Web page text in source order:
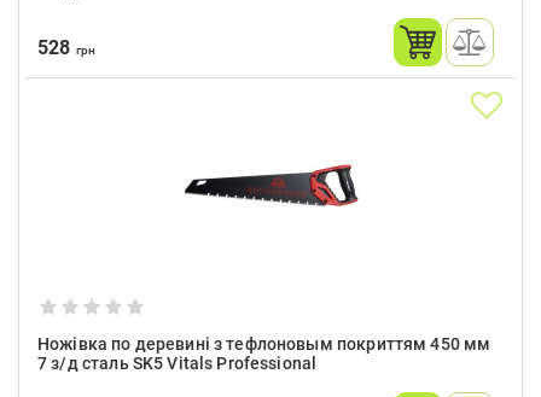
528 грн
Ножівка по деревині з тефлоновым покриттям 450 мм
7 з/д сталь SK5 Vitals Professional